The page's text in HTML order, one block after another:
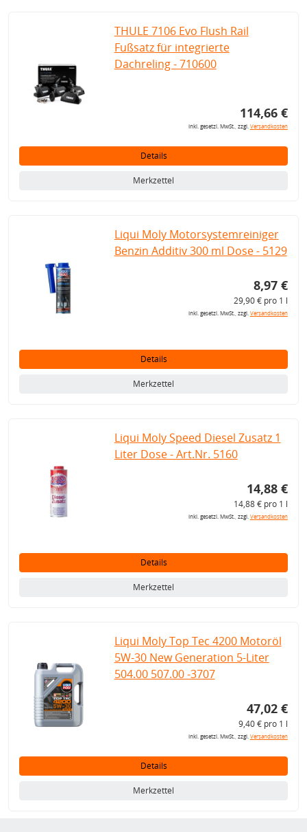
THULE 7106 Evo Flush Rail
Fußsatz für integrierte
Dachreling - 710600
114,66 €
inkl. gesetzl. MwSt., zzgl.Versandkosten
Details
Merkzettel
Liqui Moly Motorsystemreiniger
Benzin Additiv 300 ml Dose - 5129
8,97 €
29,90 € pro 1 l
inkl. gesetzl. MwSt., zzgl.Versandkosten
Details
Merkzettel
Liqui Moly Speed Diesel Zusatz 1
Liter Dose - Art.Nr. 5160
14,88 €
14,88 € pro 1 l
inkl. gesetzl. MwSt., zzgl.Versandkosten
Details
Merkzettel
Liqui Moly Top Tec 4200 Motoröl
5W-30 New Generation 5-Liter
504.00 507.00 -3707
47,02 €
9,40 € pro 1 l
inkl. gesetzl. MwSt., zzgl.Versandkosten
Details
Merkzettel